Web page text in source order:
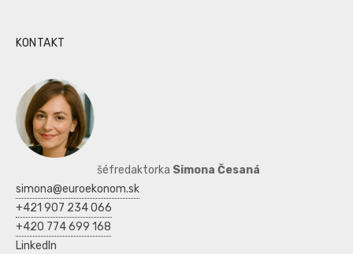
KONTAKT
šéfredaktorka Simona Česaná
simona@euroekonom.sk
+421 907 234 066
+420 774 699 168
LinkedIn